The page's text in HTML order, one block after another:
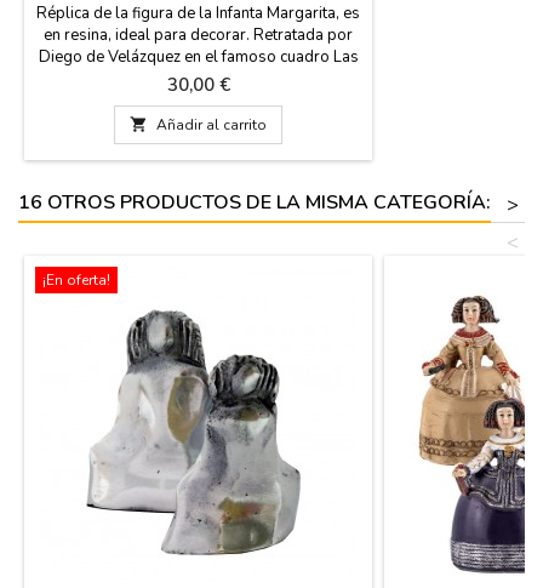
Réplica de la figura de la Infanta Margarita, es
en resina, ideal para decorar. Retratada por
Diego de Velázquez en el famoso cuadro Las
Meninas. Se presentan en una elegante caja
de regalo. Medidas: 16 cm alto x 12 cm ancho
x 14 cm
Precio
30,00 €
 Añadir al carrito
16 OTROS PRODUCTOS DE LA MISMA CATEGORÍA:
>
<
¡En oferta!